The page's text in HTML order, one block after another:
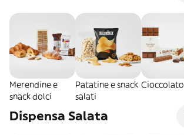
Merendine e
snack dolci
Patatine e snack
salati
Cioccolato
Dispensa Salata